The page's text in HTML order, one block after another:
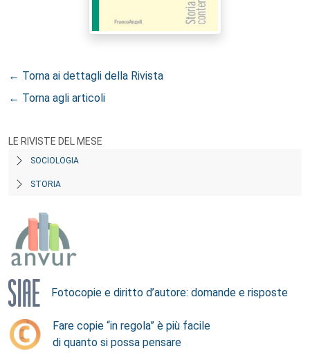
← Torna ai dettagli della Rivista
← Torna agli articoli
LE RIVISTE DEL MESE
SOCIOLOGIA
STORIA
Fotocopie e diritto d’autore: domande e risposte
Fare copie “in regola” è più facile
di quanto si possa pensare